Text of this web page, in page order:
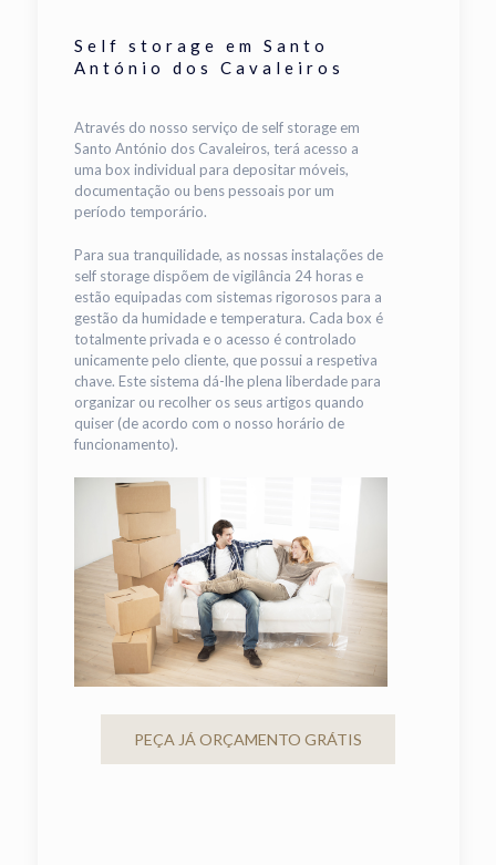
Self storage em Santo
António dos Cavaleiros
Através do nosso serviço de self storage em
Santo António dos Cavaleiros, terá acesso a
uma box individual para depositar móveis,
documentação ou bens pessoais por um
período temporário.
Para sua tranquilidade, as nossas instalações de
self storage dispõem de vigilância 24 horas e
estão equipadas com sistemas rigorosos para a
gestão da humidade e temperatura. Cada box é
totalmente privada e o acesso é controlado
unicamente pelo cliente, que possui a respetiva
chave. Este sistema dá-lhe plena liberdade para
organizar ou recolher os seus artigos quando
quiser (de acordo com o nosso horário de
funcionamento).
PEÇA JÁ ORÇAMENTO GRÁTIS